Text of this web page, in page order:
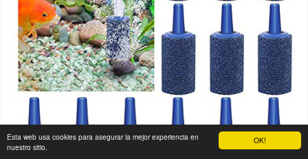
OK!
Esta web usa cookies para asegurar la mejor experiencia en
nuestro sitio.